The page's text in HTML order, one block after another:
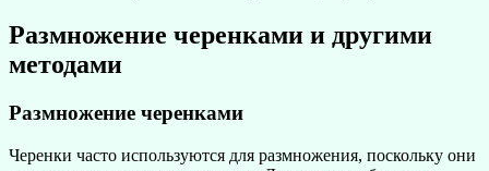
Размножение черенками и другими
методами
Размножение черенками
Черенки часто используются для размножения, поскольку они